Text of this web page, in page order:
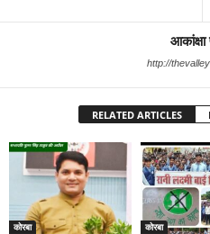
आकांक्षा
http://
RELATED ARTICLES
कोरबा कोरबा